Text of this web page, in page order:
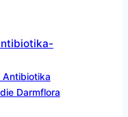
Antibiotika
Darmflora